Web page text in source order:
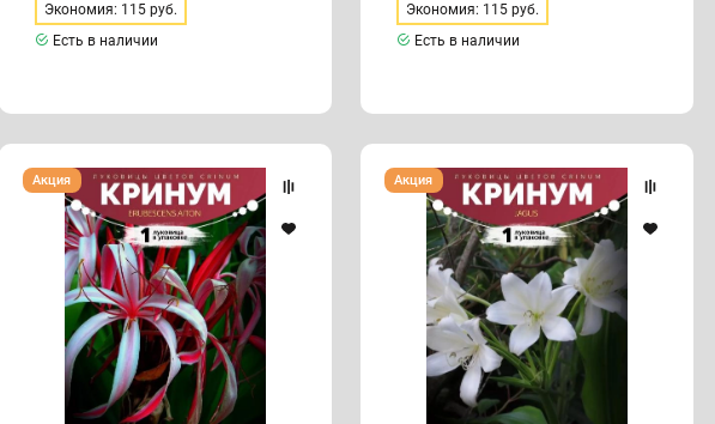
Экономия: 115 руб.
Есть в наличии
Экономия: 115 руб.
Есть в наличии
Кринум
Erubescens
Луковица
Акция
Кринум
Jagus
Луковица
Акция